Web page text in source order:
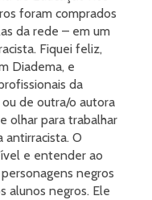
foram comprados
da rede – em um
Fiquei feliz,
Diadema, e
da
de outra/o autora
olhar para trabalhar
O
e entender ao
negros
alunos negros. Ele